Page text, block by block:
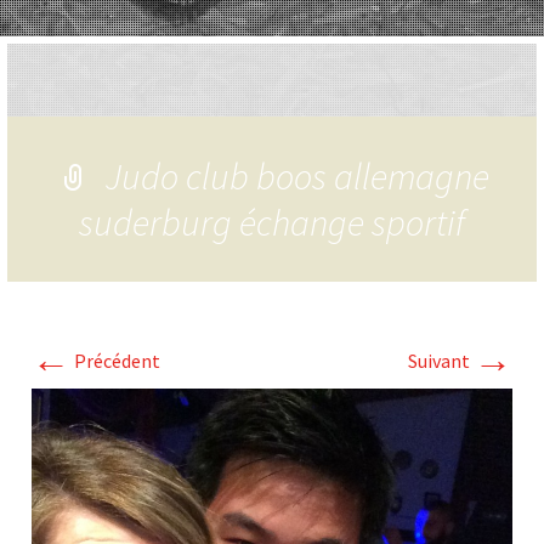
Judo club boos allemagne
suderburg échange sportif
← Précédent Suivant →